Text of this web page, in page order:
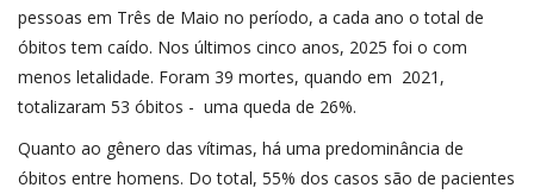
pessoas em Três de Maio no período, a cada ano o total de
óbitos tem caído. Nos últimos cinco anos, 2025 foi o com
menos letalidade. Foram 39 mortes, quando em 2021,
totalizaram 53 óbitos - uma queda de 26%.
Quanto ao gênero das vítimas, há uma predominância de
óbitos entre homens. Do total, 55% dos casos são de pacientes